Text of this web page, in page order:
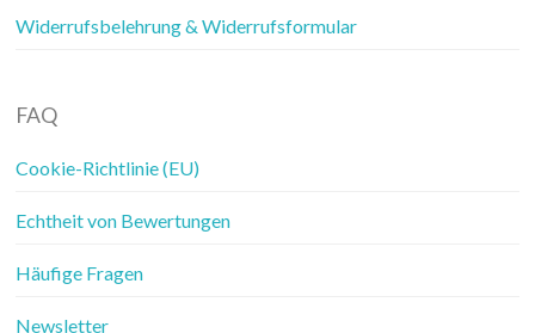
Widerrufsbelehrung & Widerrufsformular
FAQ
Cookie-Richtlinie (EU)
Echtheit von Bewertungen
Häufige Fragen
Newsletter